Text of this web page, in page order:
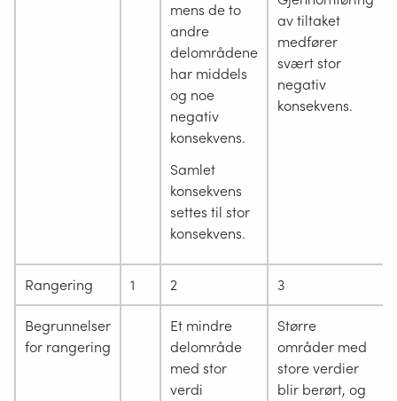
mens de to
andre
delområdene
har middels
og noe
negativ
konsekvens.
Samlet
konsekvens
settes til stor
konsekvens.
av tiltaket
medfører
svært stor
negativ
konsekvens.
Rangering 1 2 3
Begrunnelser
for rangering
Et mindre
delområde
med stor
verdi
Større
områder med
store verdier
blir berørt, og